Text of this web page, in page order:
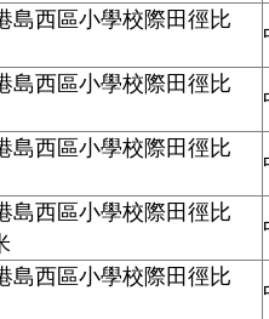
島西區小學校際田徑比
島西區小學校際田徑比
島西區小學校際田徑比
島西區小學校際田徑比
島西區小學校際田徑比